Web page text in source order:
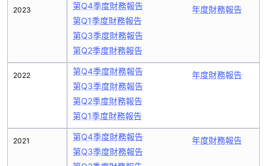
2023
2022
2021
第Q4季度財務報告
第Q1季度財務報告
第Q3季度財務報告
第Q2季度財務報告
年度財務報告
第Q4季度財務報告
第Q3季度財務報告
第Q2季度財務報告
第Q1季度財務報告
年度財務報告
第Q4季度財務報告
第Q3季度財務報告
年度財務報告